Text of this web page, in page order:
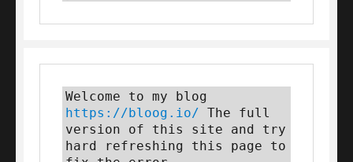
https://bloog.io/ The full
version of this site and try
hard refreshing this page to